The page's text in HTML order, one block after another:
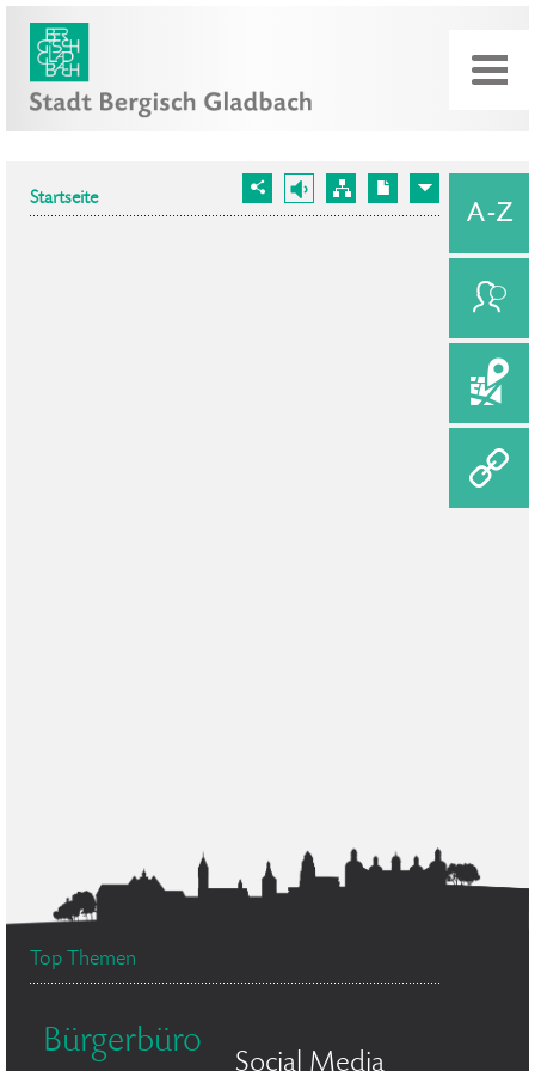
Startseite
Top Themen
Bürgerbüro
Social Media